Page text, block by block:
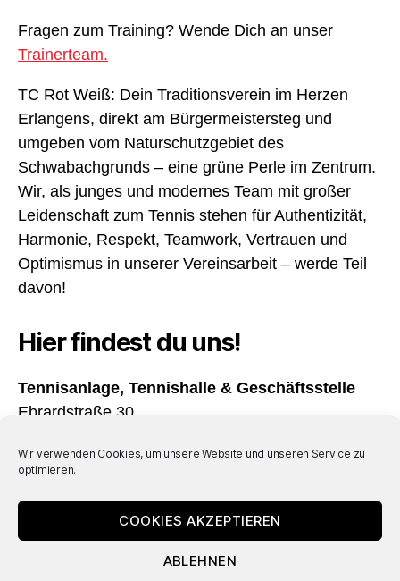
Wir verwenden Cookies, um unsere Website und unseren Service zu
optimieren.
COOKIES AKZEPTIEREN
ABLEHNEN
Fragen zum Training? Wende Dich an unser
Trainerteam.
TC Rot Weiß: Dein Traditionsverein im Herzen
Erlangens, direkt am Bürgermeistersteg und
umgeben vom Naturschutzgebiet des
Schwabachgrunds – eine grüne Perle im Zentrum.
Wir, als junges und modernes Team mit großer
Leidenschaft zum Tennis stehen für Authentizität,
Harmonie, Respekt, Teamwork, Vertrauen und
Optimismus in unserer Vereinsarbeit – werde Teil
davon!
Hier findest du uns!
Tennisanlage, Tennishalle & Geschäftsstelle
Ebrardstraße 30
Öffnungszeiten
Täglich von 08:00 – 22:00 Uhr geöffnet